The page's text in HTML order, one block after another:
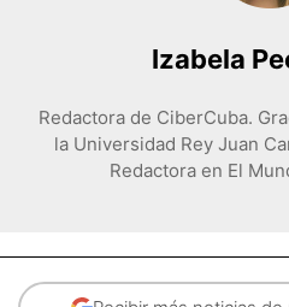
Izabela
Redactora de CiberCuba.
la Universidad Rey Juan
Redactora en El